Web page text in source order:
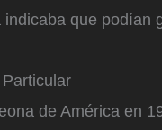
que podían
de América en